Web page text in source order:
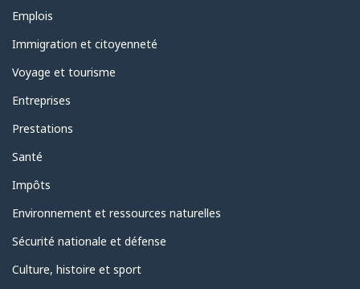
Thèmes
sujets
Emplois
Immigration et citoyenneté
Voyage et tourisme
Entreprises
Prestations
Santé
Impôts
Environnement et ressources naturelles
Sécurité nationale et défense
Culture, histoire et sport